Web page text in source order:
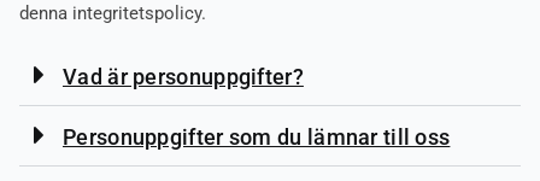
denna integritetspolicy.
Vad är personuppgifter?
Personuppgifter som du lämnar till oss